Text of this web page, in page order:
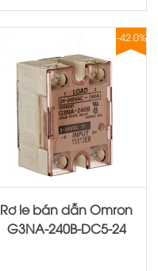
-42.0%
Rơ le bán dẫn Omron
G3NA‐240B‐DC5‐24